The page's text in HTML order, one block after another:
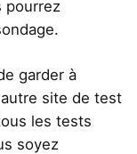
pourrez
garder à
autre site de test
les tests
soyez